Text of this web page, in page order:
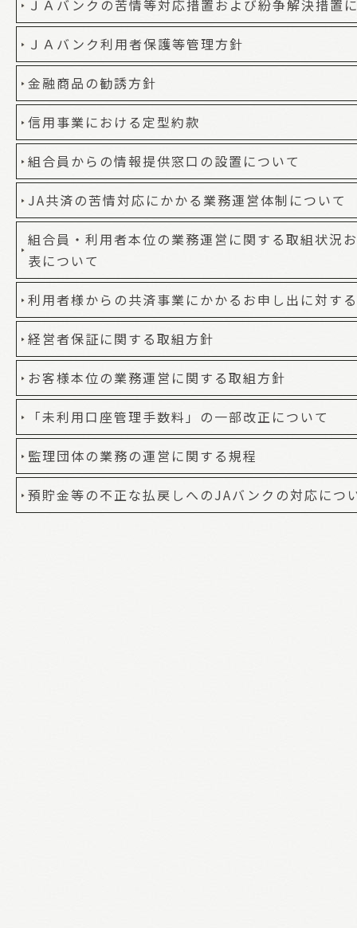
ＪＡバンクの苦情等対応措置および紛争解決措置
ＪＡバンク利用者保護等管理方針
金融商品の勧誘方針
信用事業における定型約款
組合員からの情報提供窓口の設置について
JA共済の苦情対応にかかる業務運営体制について
組合員・利用者本位の業務運営に関する取組状況
表について
利用者様からの共済事業にかかるお申し出に対す
経営者保証に関する取組方針
お客様本位の業務運営に関する取組方針
「未利用口座管理手数料」の一部改正について
監理団体の業務の運営に関する規程
預貯金等の不正な払戻しへのJAバンクの対応につ